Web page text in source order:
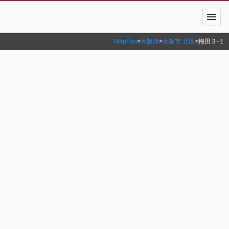
menu
MapFan>大阪府>大阪市 北区>梅田３‐１